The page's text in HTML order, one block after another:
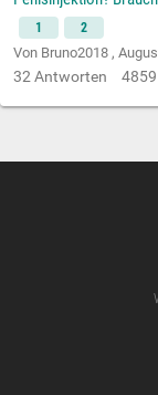
1 2
Von Bruno2018 ,
32Antworten 4859